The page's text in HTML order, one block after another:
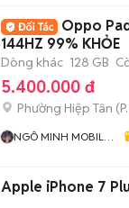
Oppo
144HZ 99% KHỎE
Dòng khác 128 GB
5.400.000 đ
Phường Hiệp Tân (
NGÔ MINH MOBILE
Apple iPhone 7